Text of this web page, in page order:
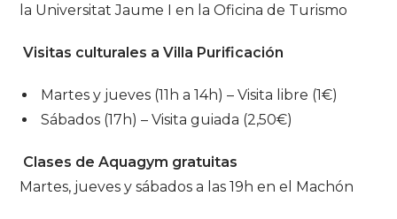
la Universitat Jaume I en la Oficina de Turismo
Visitas culturales a Villa Purificación
Martes y jueves (11h a 14h) – Visita libre (1€)
Sábados (17h) – Visita guiada (2,50€)
Clases de Aquagym gratuitas
Martes, jueves y sábados a las 19h en el Machón